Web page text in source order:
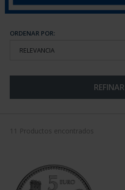
ORDENAR POR:
REFINAR
11 Productos encontrados